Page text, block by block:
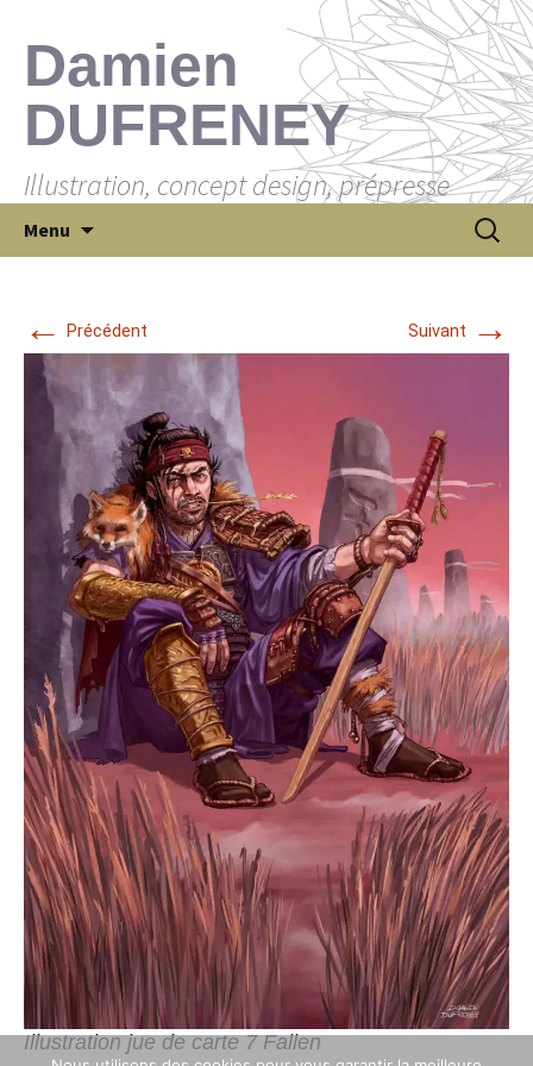
Damien
DUFRENEY
Illustration, concept design, prépresse
Menu
au
contenu
← Précédent Suivant →
Illustration jue de carte 7 Fallen